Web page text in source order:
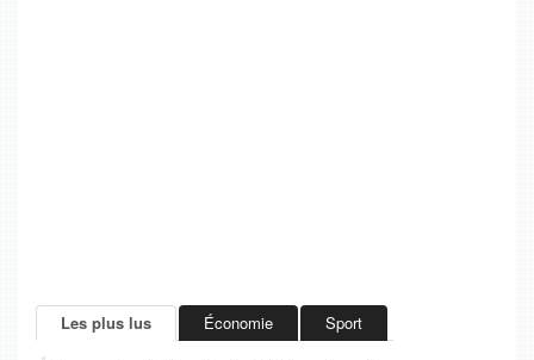
Les plus lus Économie Sport